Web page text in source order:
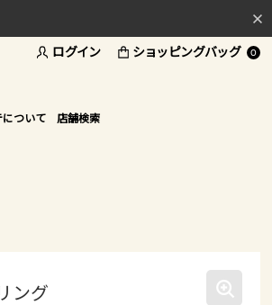
ログイン ショッピングバッグ 0
について 店舗検索
ング